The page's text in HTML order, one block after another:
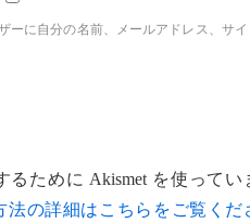
ーに自分の名前、メールアドレス、サ
るために Akismet を使ってい
法の詳細はこちらをご覧くだ